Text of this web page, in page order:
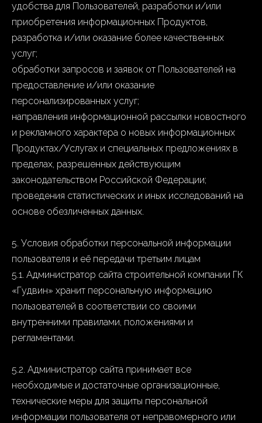
удобства для Пользователей, разработки и/или
приобретения информационных Продуктов,
разработка и/или оказание более качественных
услуг;
обработки запросов и заявок от Пользователей на
предоставление и/или оказание
персонализированных услуг;
направления информационной рассылки новостного
и рекламного характера о новых информационных
Продуктах/Услугах и специальных предложениях в
пределах, разрешенных действующим
законодательством Российской Федерации;
проведения статистических и иных исследований на
основе обезличенных данных.
5. Условия обработки персональной информации
пользователя и её передачи третьим лицам
5.1. Администратор сайта строительной компании ГК
«Гудвин» хранит персональную информацию
пользователей в соответствии со своими
внутренними правилами, положениями и
регламентами.
5.2. Администратор сайта принимает все
необходимые и достаточные организационные,
технические меры для защиты персональной
информации пользователя от неправомерного или